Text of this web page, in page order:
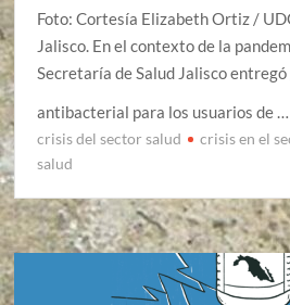
Foto: Cortesía Elizabeth Ortiz /
Jalisco. En el contexto de la
Secretaría de Salud Jalisco
antibacterial para los usuarios de …
crisis del sector salud crisis en el
salud